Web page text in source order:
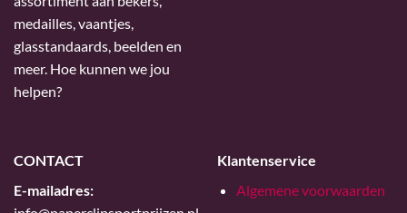
medailles, vaantjes,
glasstandaards, beelden en
meer. Hoe kunnen we jou
helpen?
CONTACT
E-mailadres:
Klantenservice
Algemene voorwaarden